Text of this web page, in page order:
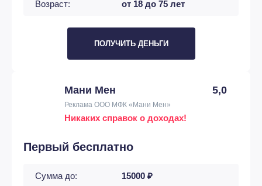
Возраст: от 18 до 75 лет
ПОЛУЧИТЬ ДЕНЬГИ
Мани Мен 5,0
Реклама ООО МФК «Мани Мен»
Никаких справок о доходах!
Первый бесплатно
Сумма до: 15000 ₽